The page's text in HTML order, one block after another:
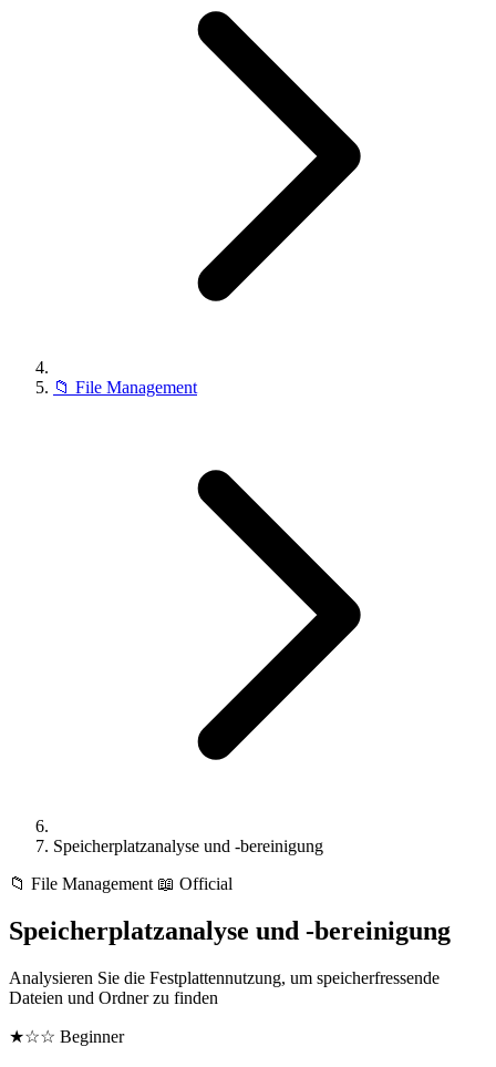
📁 File Management
Speicherplatzanalyse und -bereinigung
📁 File Management 📖 Official
Speicherplatzanalyse und -bereinigung
Analysieren Sie die Festplattennutzung, um speicherfressende
Dateien und Ordner zu finden
★☆☆ Beginner